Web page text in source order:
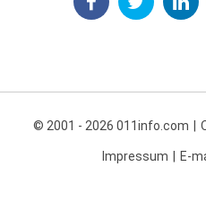
© 2001 - 2026 011info.com
Impressum E-